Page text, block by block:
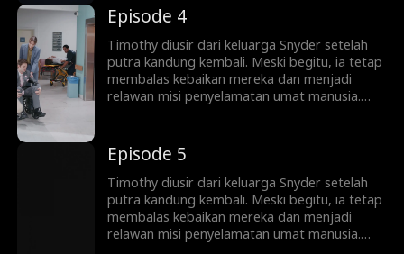
sementara keluarganya menyesal terlalu
lambat.
Episode 4
Timothy diusir dari keluarga Snyder setelah
putra kandung kembali. Meski begitu, ia tetap
membalas kebaikan mereka dan menjadi
relawan misi penyelamatan umat manusia.
sementara keluarganya menyesal terlalu
lambat.
Episode 5
Timothy diusir dari keluarga Snyder setelah
putra kandung kembali. Meski begitu, ia tetap
membalas kebaikan mereka dan menjadi
relawan misi penyelamatan umat manusia.